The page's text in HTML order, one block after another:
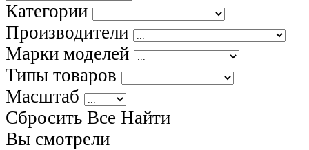
Категории
Производители
Марки моделей
Типы товаров
Масштаб
Сбросить Все Найти
Вы смотрели